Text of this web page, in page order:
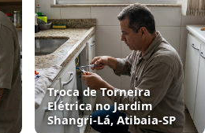
Troca de Torneira
Elétrica no Jardim
Shangri-Lá, Atibaia‑SP